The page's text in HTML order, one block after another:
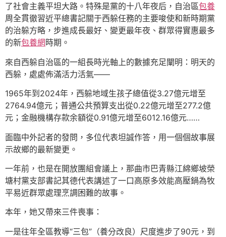
了社會主義平坦大路。特殊是黨的十八年夜后，自治區包養
周全貫徹習近平總書記關于西躲任務的主要唆使和新時期黨
的治躲方略，步進成長最好、變更最年夜、群眾得實惠最多
的新包養網 時期。
來自西躲自治區的一組長時光軸上的數據充足闡明：明天的
西躲，處處佈滿活力活氣——
1965年到2024年，西躲地域生孩子總值從3.27億元增至
2764.94億元；普通公共預算支出從0.22億元增至277.2億
元；金融機構存款余額從0.91億元增至6012.16億元……
面臨中外記者的發問，多位代表坦誠作答，用一個個故事展
示故鄉的最新變更。
一年前，也是在開放團組會議上，那曲市巴青縣江綿鄉坡榮
塘村黨支部書記其德代表講述了一口高原多效能高壓鍋為牧
平易近群眾處理烹調困難的故事。
本年，她又帶來三件喪事：
一是往年全區教導“三包”（養分改良）尺度進步了90元，到